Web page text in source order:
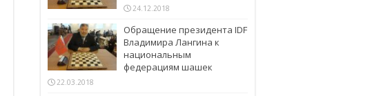
24.12.2018
Обращение президента IDF
Владимира Лангина к
национальным
федерациям шашек
22.03.2018